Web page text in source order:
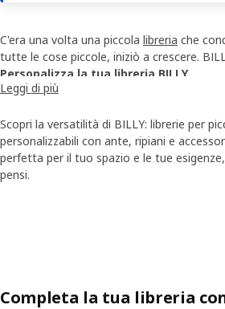
C'era una volta una piccola libreria che
tutte le cose piccole, iniziò a crescere.
ora ancora più personalizzabile e usata in
Grande o piccola, discreta o imponente:
Personalizza la tua libreria BILLY
Leggi di più
Scopri la versatilità di BILLY: librerie per
personalizzabili con ante, ripiani e
perfetta per il tuo spazio e le tue
pensi.
Completa la tua libreria